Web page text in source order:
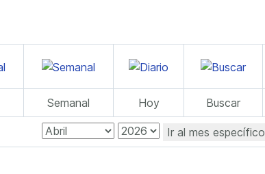
Semanal Hoy Buscar
Ir al mes específico